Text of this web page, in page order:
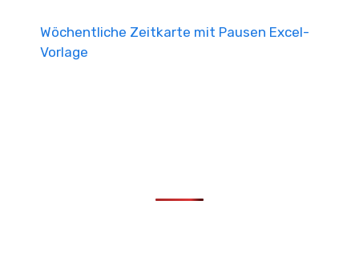
Wöchentliche Zeitkarte mit Pausen Excel-
Vorlage